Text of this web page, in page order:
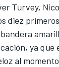
Turvey,
diez
ya que
al